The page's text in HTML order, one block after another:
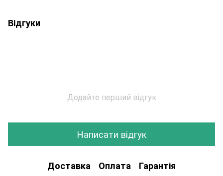
Відгуки
Додайте перший відгук
Написати відгук
Доставка Оплата Гарантія